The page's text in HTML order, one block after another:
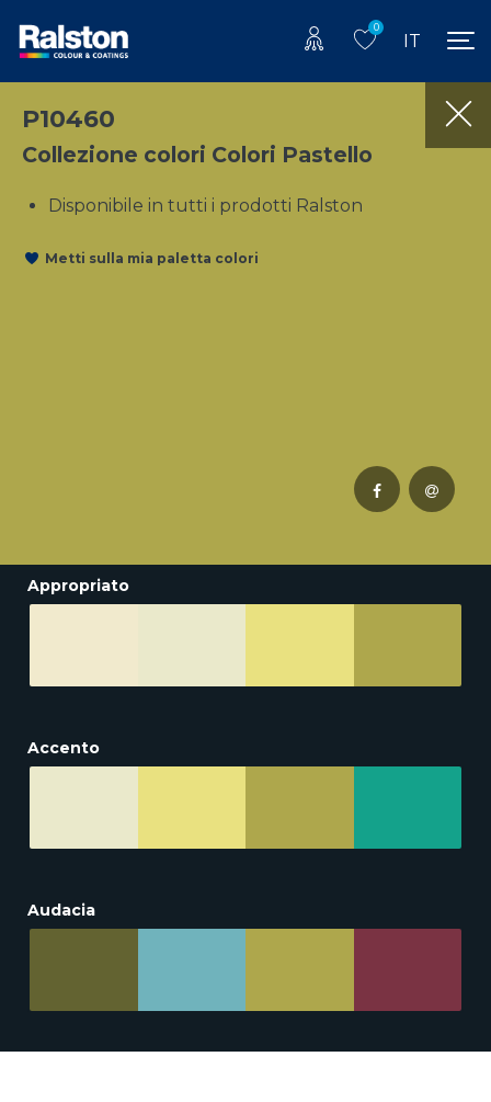
0
IT
P10460
Collezione colori Colori Pastello
Disponibile in tutti i prodotti Ralston
Metti sulla mia paletta colori
Appropriato
Accento
Audacia